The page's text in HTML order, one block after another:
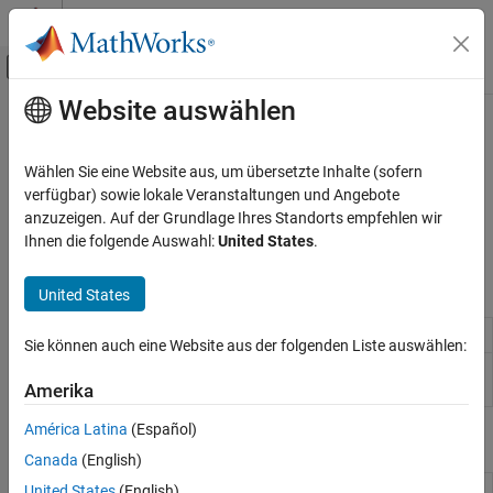
Weiter zum Inhalt
Umschaltung für Off-Canvas-
Startseite der Dokumentation
Datenimport und -export
Hardware- und Netzwerk-Kommunikation
BeagleBone Black
Verbinden mit BeagleBone Black-Hardware
GPIO-Pins
Serielle Schnittstelle
Hauptinhalt
Serielle Schnittstelle
Verwenden der seriellen Schnittstelle von BeagleBone
Verbinden mit und Steuern von Geräten, die an die serielle
Schnittstelle von BeagleBone Black angeschlossen sind
Objekte
Funktionen
Website auswählen
Wählen Sie eine Website aus, um übersetzte Inhalte (sofern
verfügbar) sowie lokale Veranstaltungen und Angebote
anzuzeigen. Auf der Grundlage Ihres Standorts empfehlen wir
Ihnen die folgende Auswahl:United States.
United States
Sie können auch eine Website aus der folgenden Liste auswählen:
Amerika
América Latina (Español)
Canada (English)